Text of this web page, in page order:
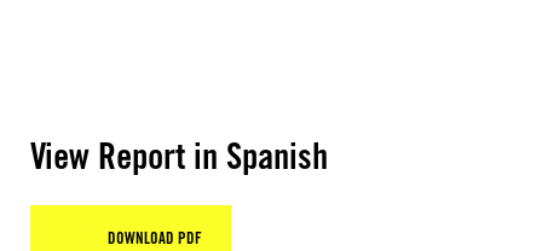
View Report in Spanish
DOWNLOAD PDF